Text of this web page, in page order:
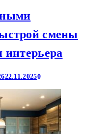
смены
интерьера
22.11.20250